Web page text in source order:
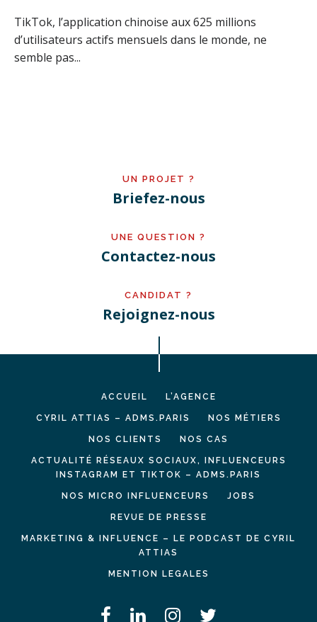
TikTok, l’application chinoise aux 625 millions
d’utilisateurs actifs mensuels dans le monde, ne
semble pas...
UN PROJET ?
Briefez-nous
UNE QUESTION ?
Contactez-nous
CANDIDAT ?
Rejoignez-nous
ACCUEIL L’AGENCE
CYRIL ATTIAS – ADMS.PARIS NOS MÉTIERS
NOS CLIENTS NOS CAS
ACTUALITÉ RÉSEAUX SOCIAUX, INFLUENCEURS
INSTAGRAM ET TIKTOK – ADMS.PARIS
NOS MICRO INFLUENCEURS JOBS
REVUE DE PRESSE
MARKETING & INFLUENCE – LE PODCAST DE CYRIL
ATTIAS
MENTION LEGALES